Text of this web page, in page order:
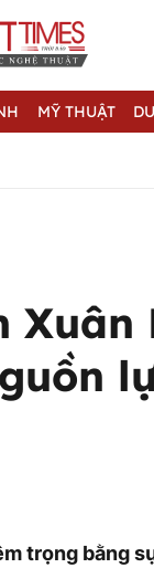
MỸ THUẬT
trọng bằng